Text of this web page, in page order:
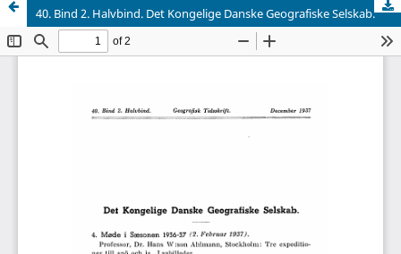
40. Bind 2. Halvbind. Det Kongelige Danske Geografiske Selskab.